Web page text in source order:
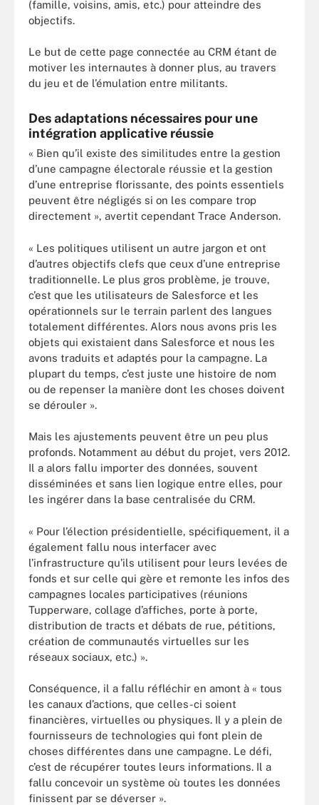
(famille, voisins, amis, etc.) pour atteindre des
objectifs.
Le but de cette page connectée au CRM étant de
motiver les internautes à donner plus, au travers
du jeu et de l’émulation entre militants.
Des adaptations nécessaires pour une
intégration applicative réussie
« Bien qu’il existe des similitudes entre la gestion
d’une campagne électorale réussie et la gestion
d’une entreprise florissante, des points essentiels
peuvent être négligés si on les compare trop
directement », avertit cependant Trace Anderson.
« Les politiques utilisent un autre jargon et ont
d’autres objectifs clefs que ceux d’une entreprise
traditionnelle. Le plus gros problème, je trouve,
c’est que les utilisateurs de Salesforce et les
opérationnels sur le terrain parlent des langues
totalement différentes. Alors nous avons pris les
objets qui existaient dans Salesforce et nous les
avons traduits et adaptés pour la campagne. La
plupart du temps, c’est juste une histoire de nom
ou de repenser la manière dont les choses doivent
se dérouler ».
Mais les ajustements peuvent être un peu plus
profonds. Notamment au début du projet, vers 2012.
Il a alors fallu importer des données, souvent
disséminées et sans lien logique entre elles, pour
les ingérer dans la base centralisée du CRM.
« Pour l’élection présidentielle, spécifiquement, il a
également fallu nous interfacer avec
l’infrastructure qu’ils utilisent pour leurs levées de
fonds et sur celle qui gère et remonte les infos des
campagnes locales participatives (réunions
Tupperware, collage d’affiches, porte à porte,
distribution de tracts et débats de rue, pétitions,
création de communautés virtuelles sur les
réseaux sociaux, etc.) ».
Conséquence, il a fallu réfléchir en amont à « tous
les canaux d’actions, que celles-ci soient
financières, virtuelles ou physiques. Il y a plein de
fournisseurs de technologies qui font plein de
choses différentes dans une campagne. Le défi,
c’est de récupérer toutes leurs informations. Il a
fallu concevoir un système où toutes les données
finissent par se déverser ».